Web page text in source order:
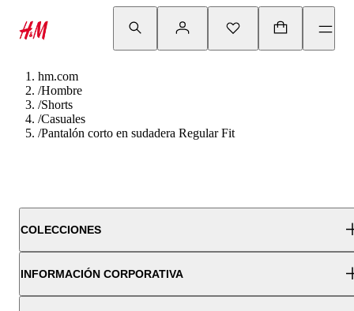
hm.com
/Hombre
/Shorts
/Casuales
/Pantalón corto en sudadera Regular Fit
COLECCIONES
INFORMACIÓN CORPORATIVA